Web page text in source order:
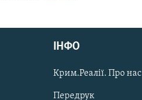
ІНФО
Крим.Реалії. Про нас
Передрук